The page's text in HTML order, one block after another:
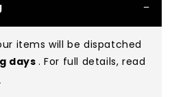
are in great condition
wear. While they are
of significant defects
shape overall.
items will be dispatched
days. For full details, read